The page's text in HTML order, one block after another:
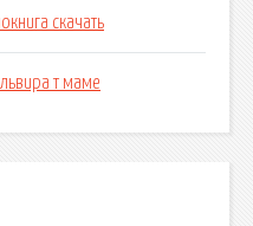
скачать
т маме